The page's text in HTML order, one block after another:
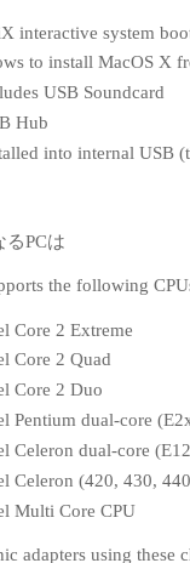
interactive system
to install MacOS X
USB Soundcard
Hub
into internal USB
るPCは
the following
Core 2 Extreme
Core 2 Quad
Core 2 Duo
Pentium dual-core
Celeron dual-core
Celeron (420, 430,
Multi Core CPU
adapters using these